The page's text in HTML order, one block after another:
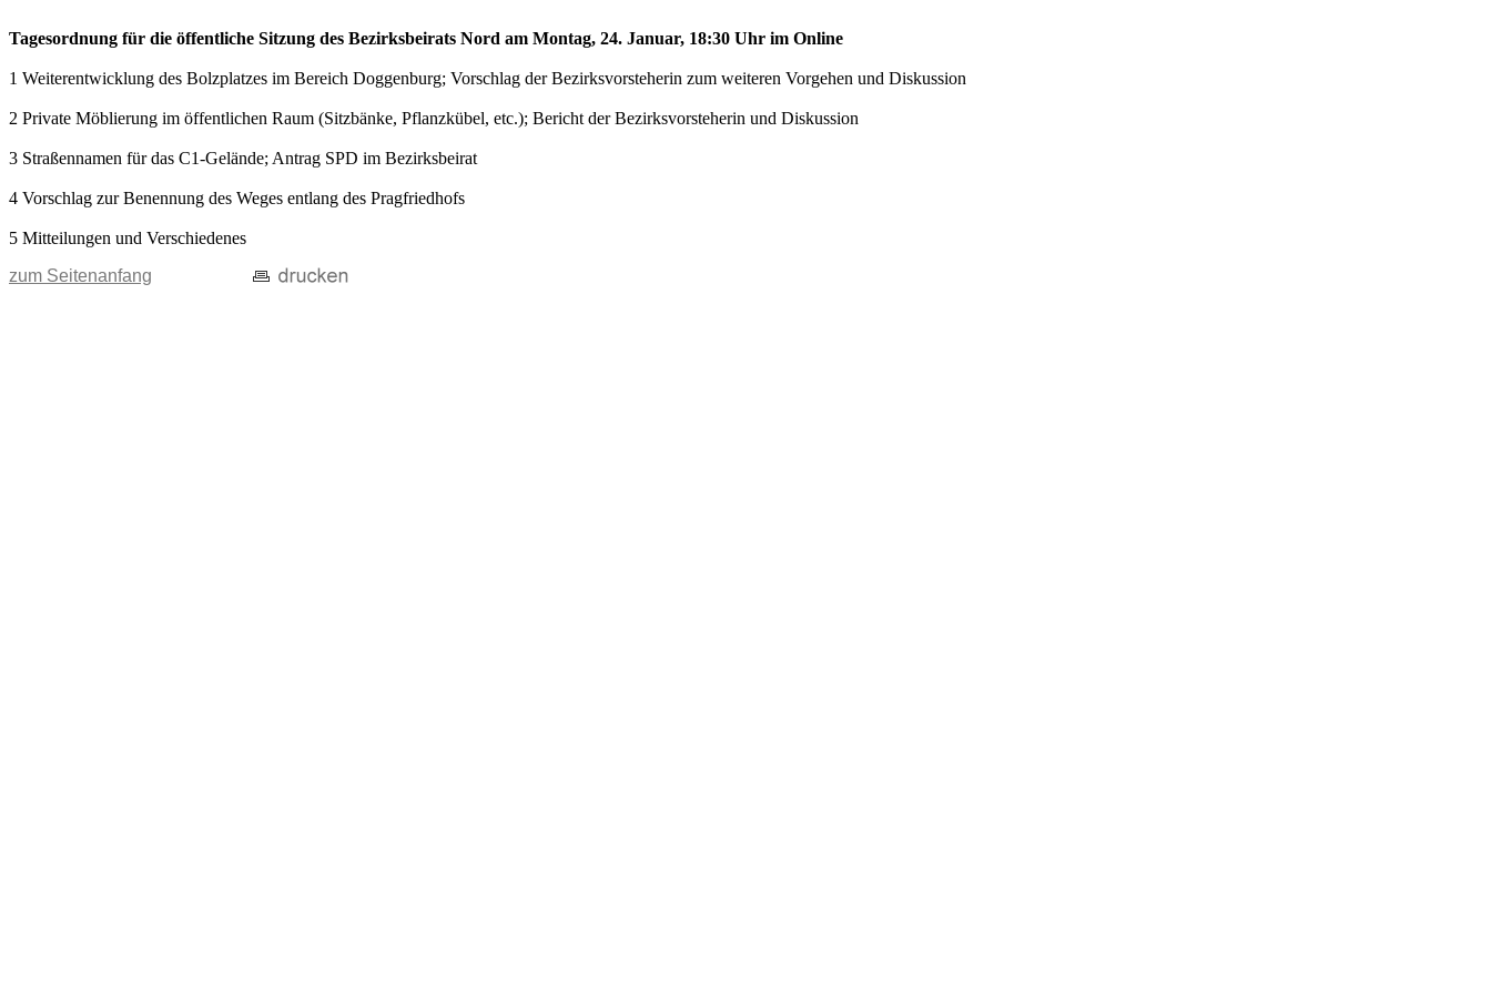
Tagesordnung für die öffentliche Sitzung des Bezirksbeirats Nord am Montag, 24. Januar, 18:30 Uhr im Online
1 Weiterentwicklung des Bolzplatzes im Bereich Doggenburg; Vorschlag der Bezirksvorsteherin zum weiteren Vorgehen und Diskussion
2 Private Möblierung im öffentlichen Raum (Sitzbänke, Pflanzkübel, etc.); Bericht der Bezirksvorsteherin und Diskussion
3 Straßennamen für das C1-Gelände; Antrag SPD im Bezirksbeirat
4 Vorschlag zur Benennung des Weges entlang des Pragfriedhofs
5 Mitteilungen und Verschiedenes
zum Seitenanfang